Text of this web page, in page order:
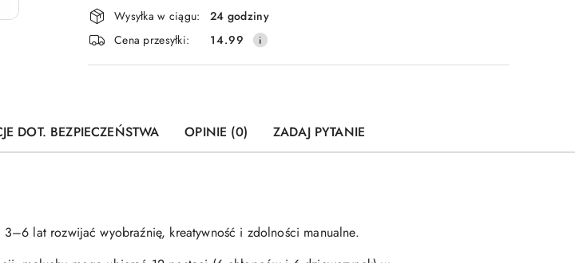
i
dostawa
Wysyłka w ciągu:
24 godziny
Cena przesyłki:
14.99
DOT. BEZPIECZEŃSTWA OPINIE (0) ZADAJ PYTANIE
lat rozwijać wyobraźnię, kreatywność i zdolności manualne.